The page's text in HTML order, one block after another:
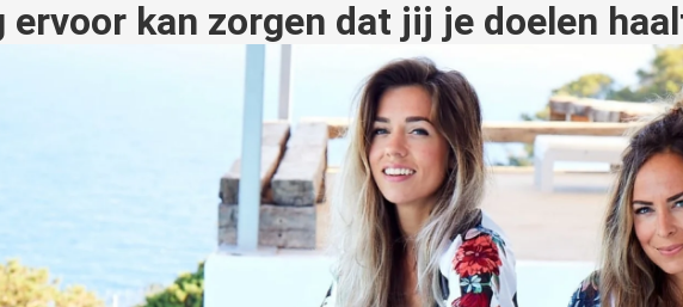
ervoor kan zorgen dat jij je doelen